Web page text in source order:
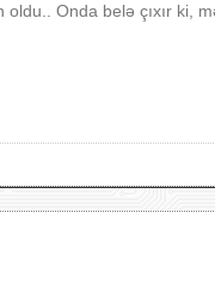
Onda belə çıxır ki,